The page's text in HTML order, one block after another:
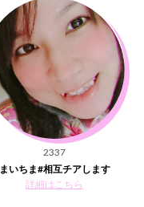
2337
まいちま#相互チアします
詳細はこちら